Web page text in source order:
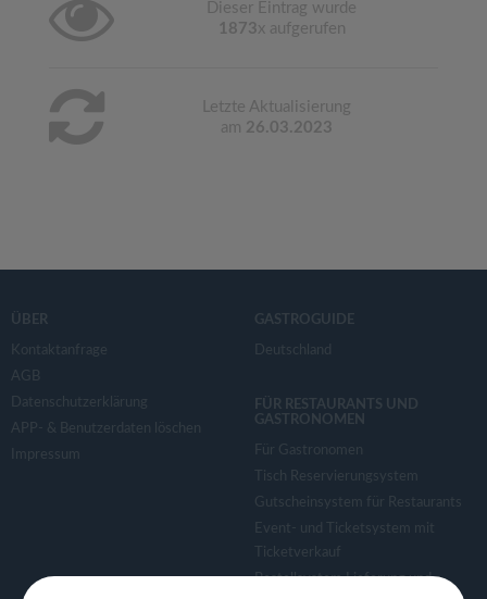
Dieser Eintrag wurde
1873x aufgerufen
Letzte Aktualisierung
am 26.03.2023
ÜBER
Kontaktanfrage
AGB
Datenschutzerklärung
APP- & Benutzerdaten löschen
Impressum
GASTROGUIDE
Deutschland
FÜR RESTAURANTS UND
GASTRONOMEN
Für Gastronomen
Tisch Reservierungsystem
Gutscheinsystem für Restaurants
Event- und Ticketsystem mit
Ticketverkauf
Bestellsystem Lieferung und